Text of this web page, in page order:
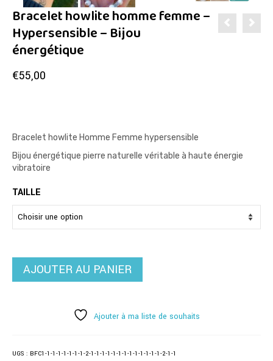
Bracelet howlite homme femme –
Hypersensible – Bijou
énergétique
€55,00
Bracelet howlite Homme Femme hypersensible
Bijou énergétique pierre naturelle véritable à haute énergie
vibratoire
TAILLE
AJOUTER AU PANIER
Ajouter à ma liste de souhaits
UGS : BFC1-1-1-1-1-1-1-1-2-1-1-1-1-1-1-1-1-1-1-1-1-1-2-1-1